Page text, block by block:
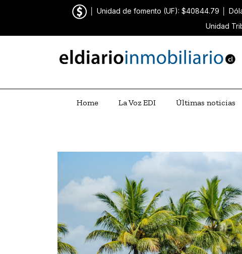
Unidad de fomento (UF): $40844.79
Unidad
Home La Voz EDI Últimas noticias